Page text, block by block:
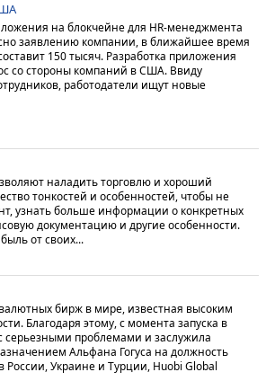
на блокчейне для HR-менеджмента
заявлению компании, в ближайшее время
150 тысяч. Разработка приложения
со стороны компаний в США. Ввиду
работодатели ищут новые
наладить торговлю и хороший
тонкостей и особенностей, чтобы не
узнать больше информации о конкретных
документацию и другие особенности.
от своих...
бирж в мире, известная высоким
Благодаря этому, с момента запуска в
серьезными проблемами и заслужила
Альфана Гогуса на должность
Украине и Турции, Huobi Global